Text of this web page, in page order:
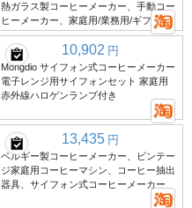
熱ガラス製コーヒーメーカー、手動コー
ヒーメーカー、家庭用/業務用/ギフト用
10,902 円
Mongdio サイフォン式コーヒーメーカー
電子レンジ用サイフォンセット 家庭用
赤外線ハロゲンランプ付き
13,435 円
ベルギー製コーヒーメーカー、ビンテー
ジ家庭用コーヒーマシン、コーヒー抽出
器具、サイフォン式コーヒーメーカー